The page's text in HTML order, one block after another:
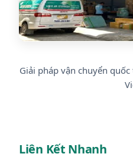
Giải pháp vận chuyển
Liên Kết Nhanh